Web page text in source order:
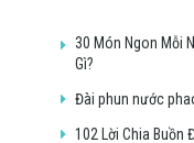
30 Món Ngon Mỗi
Gì?
Đài phun nước
102 Lời Chia Buồn